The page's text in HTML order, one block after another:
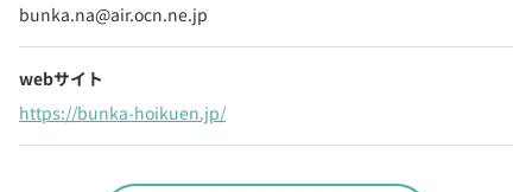
bunka.na@air.ocn.ne.jp
webサイト
https://bunka-hoikuen.jp/